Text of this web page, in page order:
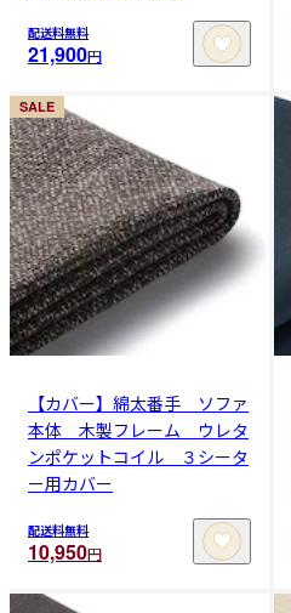
配送料無料
21,900円
SALE
【カバー】綿太番手 ソファ
本体 木製フレーム ウレタ
ンポケットコイル ３シータ
ー用カバー
配送料無料
10,950円